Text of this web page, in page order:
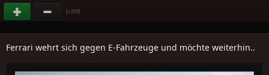
(+220)
Ferrari wehrt sich gegen E-Fahrzeuge und möchte weiterhin..